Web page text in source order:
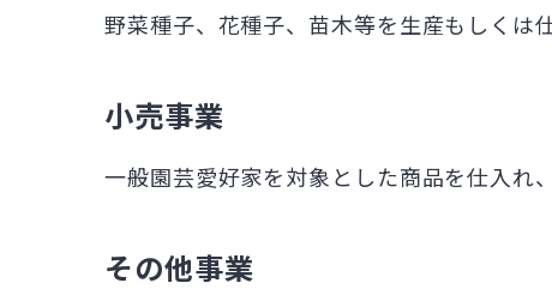
野菜種子、花種子、苗木等を生産もしくは
小売事業
一般園芸愛好家を対象とした商品を仕入れ
その他事業